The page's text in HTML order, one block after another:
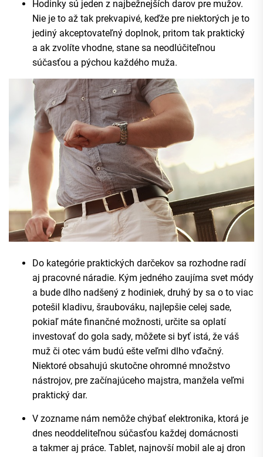
Hodinky sú jeden z najbežnejších darov pre mužov.
Nie je to až tak prekvapivé, keďže pre niektorých je to
jediný akceptovateľný doplnok, pritom tak praktický
a ak zvolíte vhodne, stane sa neodlúčiteľnou
súčasťou a pýchou každého muža.
Do kategórie praktických darčekov sa rozhodne radí
aj pracovné náradie. Kým jedného zaujíma svet módy
a bude dlho nadšený z hodiniek, druhý by sa o to viac
potešil kladivu, šraubováku, najlepšie celej sade,
pokiaľ máte finančné možnosti, určite sa oplatí
investovať do gola sady, môžete si byť istá, že váš
muž či otec vám budú ešte veľmi dlho vďačný.
Niektoré obsahujú skutočne ohromné množstvo
nástrojov, pre začínajúceho majstra, manžela veľmi
praktický dar.
V zozname nám nemôže chýbať elektronika, ktorá je
dnes neoddeliteľnou súčasťou každej domácnosti
a takmer aj práce. Tablet, najnovší mobil ale aj dron